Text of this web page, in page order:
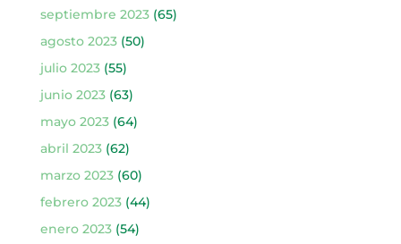
septiembre 2023(65)
agosto 2023(50)
julio 2023(55)
junio 2023(63)
mayo 2023(64)
abril 2023(62)
marzo 2023(60)
febrero 2023(44)
enero 2023(54)